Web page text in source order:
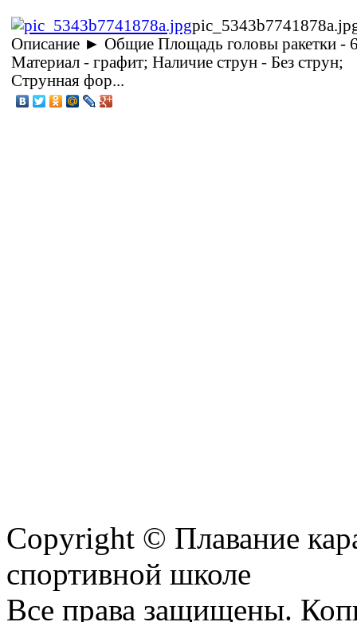
Описание ► Общие Площадь головы ракетки -
Материал - графит; Наличие струн - Без струн;
Струнная фор...
Copyright © Плавание
спортивной школе
Все права защищены.